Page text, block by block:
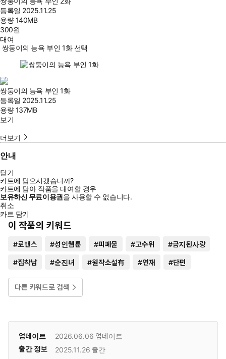
등록일 2025.11.25
용량140MB
300원
대여
쌍둥이의 능욕 부인 1화 선택
쌍둥이의 능욕 부인 1화
등록일 2025.11.25
용량137MB
보기
더보기
안내
닫기
카트에 담으시겠습니까?
카트에 담아 작품을 대여할 경우
보유하신 무료이용권을 사용할 수 없습니다.
취소
카트 담기
이 작품의 키워드
#로맨스 #성인웹툰 #피폐물 #고수위 #금지된사랑
#집착남 #순진녀 #원작소설有 #연재 #단편
다른 키워드로 검색
업데이트 2026.06.06 업데이트
출간 정보
2025.11.26 출간